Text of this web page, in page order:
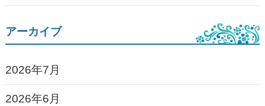
アーカイブ
2026年7月
2026年6月